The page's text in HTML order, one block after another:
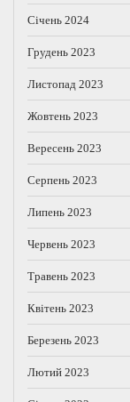
Січень 2024
Грудень 2023
Листопад 2023
Жовтень 2023
Вересень 2023
Серпень 2023
Липень 2023
Червень 2023
Травень 2023
Квітень 2023
Березень 2023
Лютий 2023